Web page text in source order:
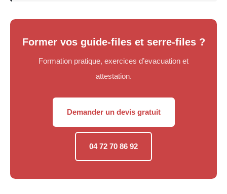
Former vos guide-files et serre-files ?
Formation pratique, exercices d’evacuation et
attestation.
Demander un devis gratuit
04 72 70 86 92